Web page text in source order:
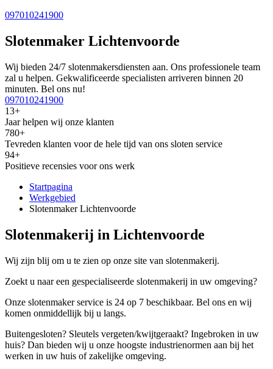
097010241900
Slotenmaker Lichtenvoorde
Wij bieden 24/7 slotenmakersdiensten aan. Ons professionele team
zal u helpen. Gekwalificeerde specialisten arriveren binnen 20
minuten. Bel ons nu!
097010241900
13+
Jaar helpen wij onze klanten
780+
Tevreden klanten voor de hele tijd van ons sloten service
94+
Positieve recensies voor ons werk
Startpagina
Werkgebied
Slotenmaker Lichtenvoorde
Slotenmakerij in Lichtenvoorde
Wij zijn blij om u te zien op onze site van slotenmakerij.
Zoekt u naar een gespecialiseerde slotenmakerij in uw omgeving?
Onze slotenmaker service is 24 op 7 beschikbaar. Bel ons en wij
komen onmiddellijk bij u langs.
Buitengesloten? Sleutels vergeten/kwijtgeraakt? Ingebroken in uw
huis? Dan bieden wij u onze hoogste industrienormen aan bij het
werken in uw huis of zakelijke omgeving.